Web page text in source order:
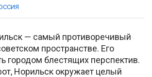
— самый противоречивый
пространстве. Его
городом блестящих перспектив.
Норильск окружает целый